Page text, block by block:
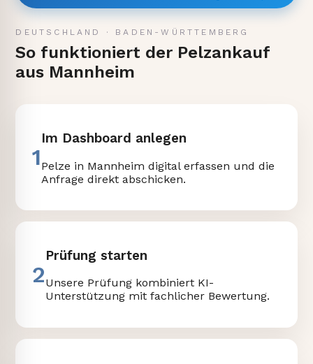
DEUTSCHLAND · BADEN-WÜRTTEMBERG
So funktioniert der Pelzankauf
aus Mannheim
1
Im Dashboard anlegen
Pelze in Mannheim digital erfassen und die
Anfrage direkt abschicken.
2
Prüfung starten
Unsere Prüfung kombiniert KI-
Unterstützung mit fachlicher Bewertung.